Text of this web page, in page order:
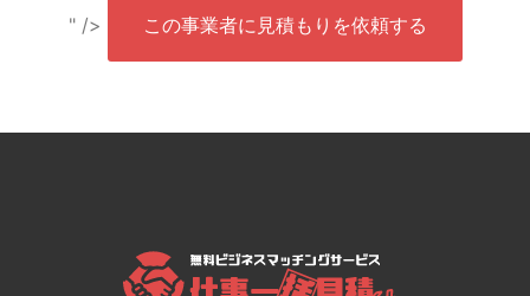
" /> この事業者に見積もりを依頼する